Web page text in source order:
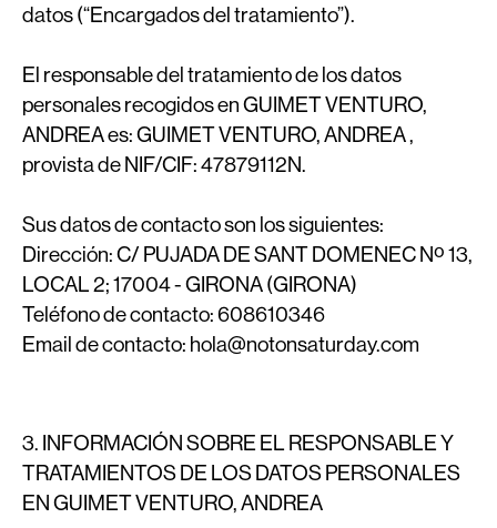
datos (“Encargados del tratamiento”).
El responsable del tratamiento de los datos
personales recogidos en GUIMET VENTURO,
ANDREA es: GUIMET VENTURO, ANDREA ,
provista de NIF/CIF: 47879112N.
Sus datos de contacto son los siguientes:
Dirección:C/ PUJADA DE SANT DOMENEC Nº 13,
LOCAL 2; 17004 - GIRONA (GIRONA)
Teléfono de contacto:608610346
Email de contacto: hola@notonsaturday.com
3. INFORMACIÓN SOBRE EL RESPONSABLE Y
TRATAMIENTOS DE LOS DATOS PERSONALES
EN GUIMET VENTURO, ANDREA